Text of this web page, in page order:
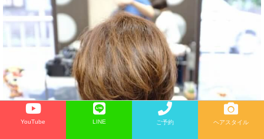
YouTube LINE ご予約 ヘアスタイル